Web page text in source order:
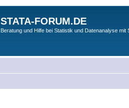
STATA-FORUM.DE
Beratung und Hilfe bei Statistik und Datenanalyse mit